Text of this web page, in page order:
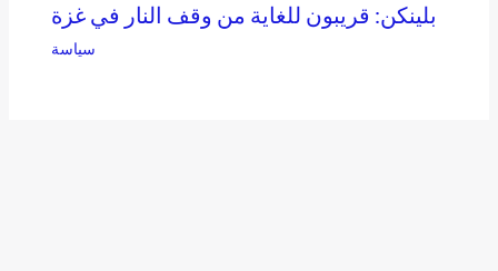
بلينكن: قريبون للغاية من وقف النار في غزة
سياسة